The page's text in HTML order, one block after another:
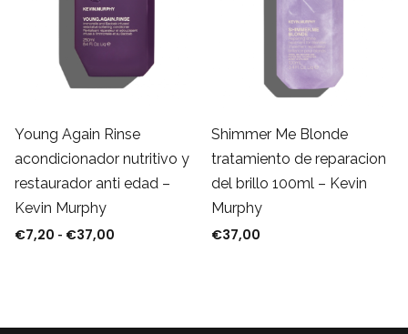
Young Again Rinse
acondicionador nutritivo y
restaurador anti edad –
Kevin Murphy
€7,20 - €37,00Rango de precios: desde €7,20 hasta €37,00
Shimmer Me Blonde
tratamiento de reparacion
del brillo 100ml – Kevin
Murphy
€37,00